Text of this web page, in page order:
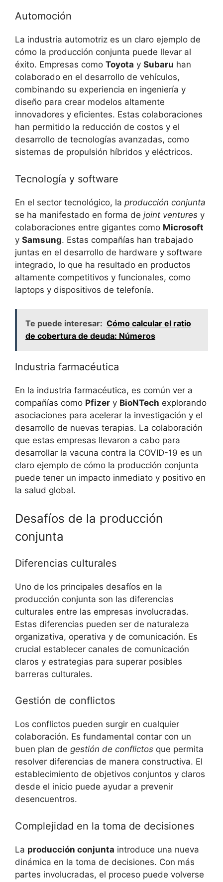
Automoción
La industria automotriz es un claro ejemplo de
cómo la producción conjunta puede llevar al
éxito. Empresas como Toyota y Subaru han
colaborado en el desarrollo de vehículos,
combinando su experiencia en ingeniería y
diseño para crear modelos altamente
innovadores y eficientes. Estas colaboraciones
han permitido la reducción de costos y el
desarrollo de tecnologías avanzadas, como
sistemas de propulsión híbridos y eléctricos.
Tecnología y software
En el sector tecnológico, la producción conjunta
se ha manifestado en forma de joint ventures y
colaboraciones entre gigantes como Microsoft
y Samsung. Estas compañías han trabajado
juntas en el desarrollo de hardware y software
integrado, lo que ha resultado en productos
altamente competitivos y funcionales, como
laptops y dispositivos de telefonía.
Te puede interesar: Cómo calcular el ratio
de cobertura de deuda: Números
Industria farmacéutica
En la industria farmacéutica, es común ver a
compañías como Pfizer y BioNTech explorando
asociaciones para acelerar la investigación y el
desarrollo de nuevas terapias. La colaboración
que estas empresas llevaron a cabo para
desarrollar la vacuna contra la COVID-19 es un
claro ejemplo de cómo la producción conjunta
puede tener un impacto inmediato y positivo en
la salud global.
Desafíos de la producción
conjunta
Diferencias culturales
Uno de los principales desafíos en la
producción conjunta son las diferencias
culturales entre las empresas involucradas.
Estas diferencias pueden ser de naturaleza
organizativa, operativa y de comunicación. Es
crucial establecer canales de comunicación
claros y estrategias para superar posibles
barreras culturales.
Gestión de conflictos
Los conflictos pueden surgir en cualquier
colaboración. Es fundamental contar con un
buen plan de gestión de conflictos que permita
resolver diferencias de manera constructiva. El
establecimiento de objetivos conjuntos y claros
desde el inicio puede ayudar a prevenir
desencuentros.
Complejidad en la toma de decisiones
La producción conjunta introduce una nueva
dinámica en la toma de decisiones. Con más
partes involucradas, el proceso puede volverse